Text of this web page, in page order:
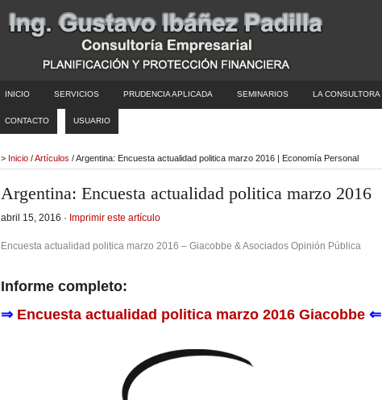
INICIO SERVICIOS PRUDENCIA APLICADA SEMINARIOS LA CONSULTORA
CONTACTO USUARIO
> Inicio /Artículos / Argentina: Encuesta actualidad politica marzo 2016 | Economía Personal
Argentina: Encuesta actualidad politica marzo 2016
abril 15, 2016 · Imprimir este artículo
Encuesta actualidad politica marzo 2016 – Giacobbe & Asociados Opinión Pública
Informe completo:
⇒ Encuesta actualidad politica marzo 2016 Giacobbe ⇐